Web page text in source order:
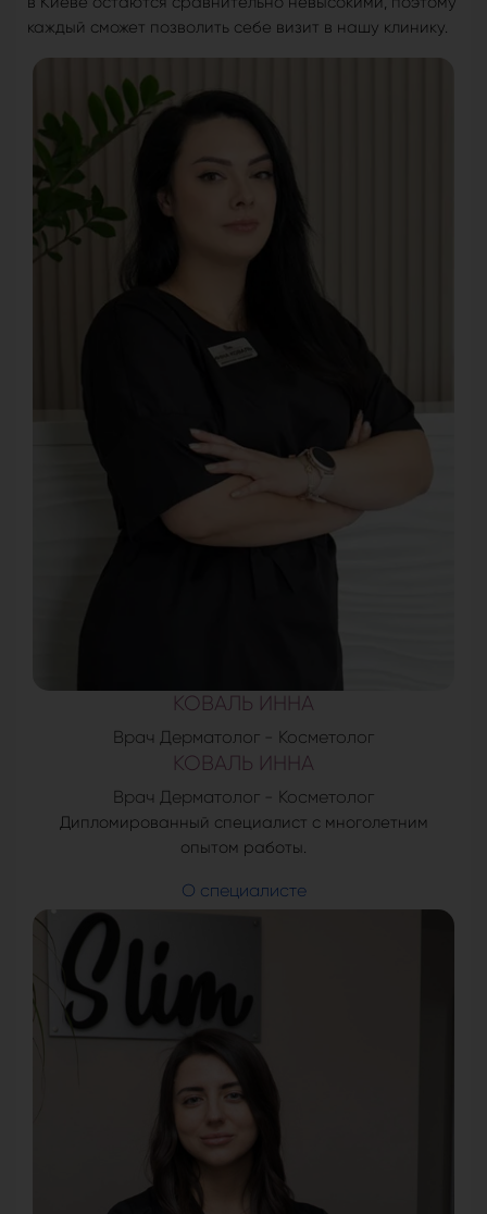
каждый сможет позволить себе визит в нашу клинику.
КОВАЛЬ ИННА
Врач Дерматолог - Косметолог
КОВАЛЬ ИННА
Врач Дерматолог - Косметолог
Дипломированный специалист с многолетним
опытом работы.
О специалисте